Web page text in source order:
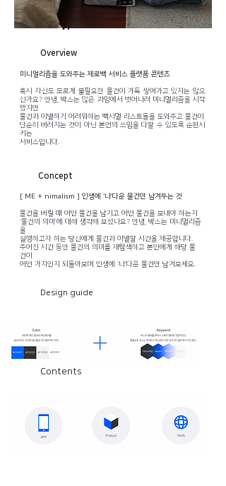
eco studio
Vr
Overview
미니멀리즘을 도와주는 제로백 서비스 플랫폼 콘텐츠
혹시 자신도 모르게 불필요한 물건이 가득 쌓여가고 있지는 않으
신가요? 안녕, 박스는 많은 과잉에서 벗어나려 미니멀리즘을 시작
했지만
물건과 이별하기 어려워하는 맥시멀 리스트들을 도와주고 물건이
단순히버려지는 것이 아닌 본연의 쓰임을 다할 수 있도록 순환시
키는
서비스입니다.
Concept
[ ME + nimalism ] 인생에 ‘나’다운 물건만 남겨두는 것
물건을 버릴 때 어떤 물건을 남기고 어떤 물건을 보내야 하는지
‘물건의 의미’에 대해 생각해 보셨나요? 안녕, 박스는 미니멀리즘
을
실행하고자 하는 당신에게 물건과 이별할 시간을 제공합니다.
주어진 시간 동안 물건의 의미를 재탐색하고 본인에게 해당 물
건이
어떤 가치인지 되돌아보며 인생에 ‘나’다운 물건만 남겨보세요.
Design guide
Contents